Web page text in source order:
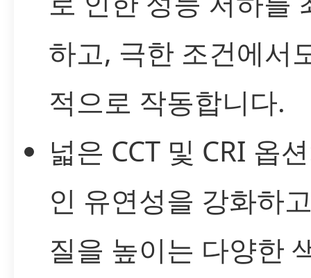
하고, 극한 조건에서
적으로 작동합니다.
넓은 CCT 및 CRI 옵
인 유연성을 강화하
질을 높이는 다양한